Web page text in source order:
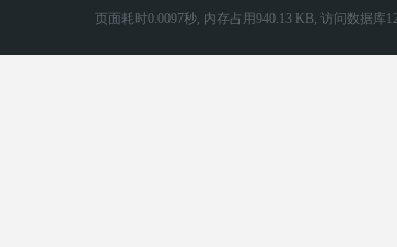
页面耗时0.0097秒, 内存占用940.13 KB, 访问数据库